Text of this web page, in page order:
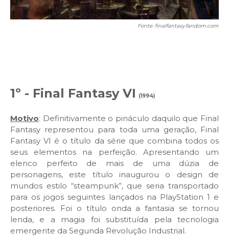
Fonte: finalfantasy.fandom.com
1º - Final Fantasy VI (1994)
Motivo: Definitivamente o pináculo daquilo que Final
Fantasy representou para toda uma geração, Final
Fantasy VI é o título da série que combina todos os
seus elementos na perfeição. Apresentando um
elenco perfeito de mais de uma dúzia de
personagens, este título inaugurou o design de
mundos estilo “steampunk”, que seria transportado
para os jogos seguintes lançados na PlayStation 1 e
posteriores. Foi o título onda a fantasia se tornou
lenda, e a magia foi substituída pela tecnologia
emergente da Segunda Revolução Industrial.